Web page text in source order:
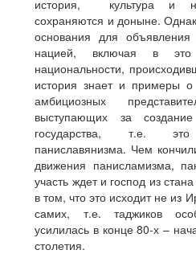
история, культура и
сохраняются и доныне.
основания для
нацией, включая в
национальности,
история знает и примеры
амбициозных
выступающих за
государства, т.е.
паниславянизма. Чем
движения панисламизма,
участь ждет и господ из
в том, что это исходит не из
самих, т.е. таджиков
усилилась в конце 80-х –
столетия.